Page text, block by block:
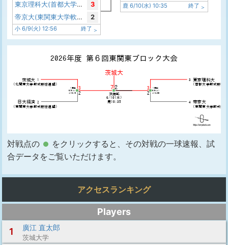
東京理科大(首都大学軟式野球連盟)
3
帝京大(東関東大学軟式野球連盟)
2
小 6/9(火) 12:56 終了
鹿 6/10(水) 10:35 終了
対戦点の
をクリックすると、その対戦の一球速報、試
合データをご覧いただけます。
アクセスランキング
Players
1
廣江 直太郎
茨城大学